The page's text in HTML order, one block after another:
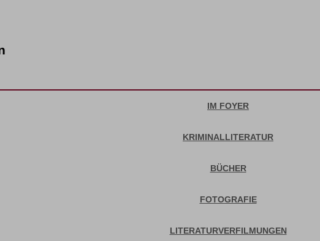
IM FOYER
KRIMINALLITERATUR
BÜCHER
FOTOGRAFIE
LITERATURVERFILMUNGEN